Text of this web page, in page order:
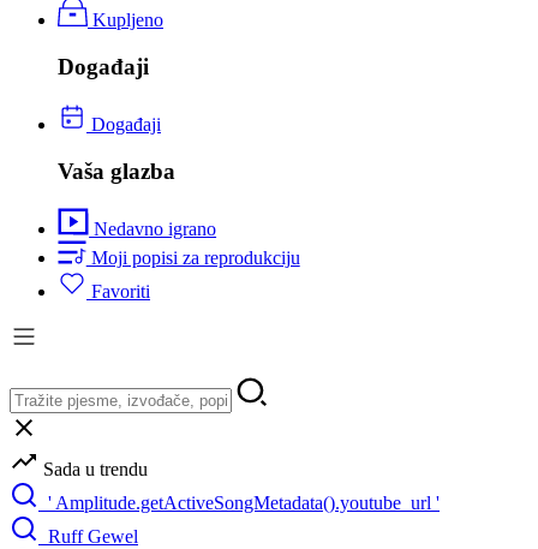
Kupljeno
Događaji
Događaji
Vaša glazba
Nedavno igrano
Moji popisi za reprodukciju
Favoriti
Sada u trendu
' Amplitude.getActiveSongMetadata().youtube_url '
Ruff Gewel